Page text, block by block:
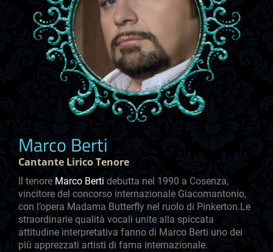
Marco Berti
Cantante Lirico Tenore
Il tenore Marco Berti debutta nel 1990 a Cosenza,
vincitore del concorso internazionale Giacomantonio,
con l’opera Madama Butterfly nel ruolo di Pinkerton.Le
straordinarie qualità vocali unite alla spiccata
attitudine interpretativa fanno di Marco Berti uno dei
più apprezzati artisti di fama internazionale.